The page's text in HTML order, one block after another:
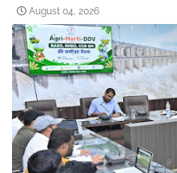
August 04, 2026